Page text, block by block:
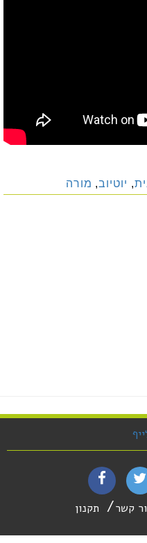
, יוטיוב, מורה
קשר תקנון